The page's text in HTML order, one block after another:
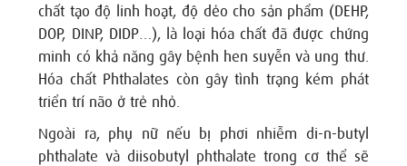
chất tạo độ linh hoạt, độ dẻo cho sản phẩm (DEHP,
DOP, DINP, DIDP…), là loại hóa chất đã được chứng
minh có khả năng gây bệnh hen suyễn và ung thư.
Hóa chất Phthalates còn gây tình trạng kém phát
triển trí não ở trẻ nhỏ.
Ngoài ra, phụ nữ nếu bị phơi nhiễm di-n-butyl
phthalate và diisobutyl phthalate trong cơ thể sẽ